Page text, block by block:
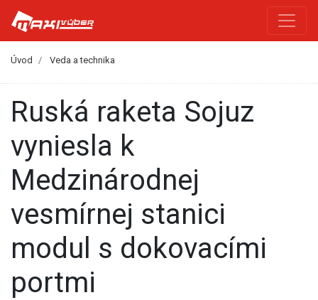
Úvod Veda a technika
Ruská raketa Sojuz
vyniesla k
Medzinárodnej
vesmírnej stanici
modul s dokovacími
portmi